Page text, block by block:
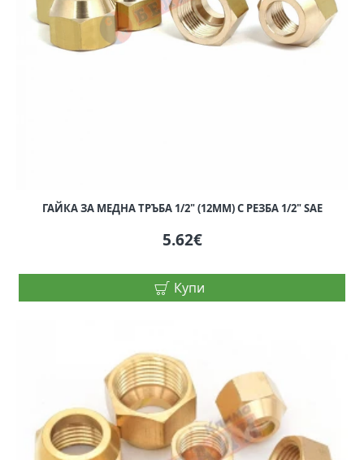
ГАЙКА ЗА МЕДНА ТРЪБА 1/2" (12MM) С РЕЗБА 1/2" SAE
5.62€
Купи